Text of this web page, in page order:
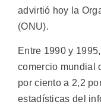
advirtió hoy la
(ONU).
Entre 1990 y
comercio mundial
por ciento a 2,2
estadísticas del